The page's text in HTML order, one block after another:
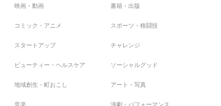
映画・動画 書籍・出版
コミック・アニメ スポーツ・格闘技
スタートアップ チャレンジ
ビューティー・ヘルスケア ソーシャルグッド
地域創生・町おこし アート・写真
音楽 演劇・パフォーマンス